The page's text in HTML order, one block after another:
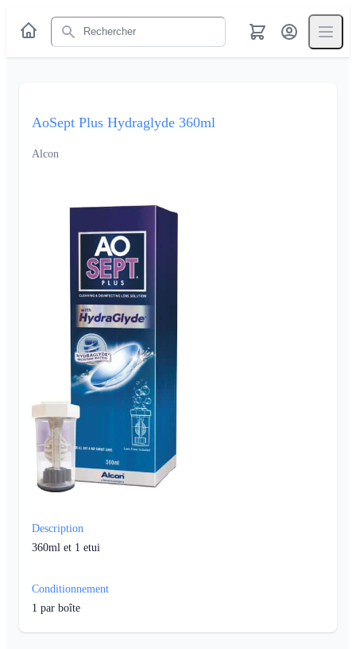
Rechercher
AoSept Plus Hydraglyde 360ml
Alcon
Description
360ml et 1 etui
Conditionnement
1 par boîte